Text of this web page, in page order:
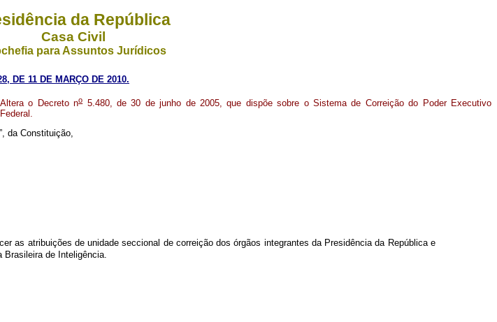
da República
Casa Civil
para Assuntos Jurídicos
DE 11 DE MARÇO DE 2010.
Altera o Decreto no5.480, de 30 de junho de 2005, que dispõe sobre o Sistema de Correição do Poder Executivo
Federal.
da Constituição,
as atribuições de unidade seccional de correição dos órgãos integrantes da Presidência da República e
de Inteligência.